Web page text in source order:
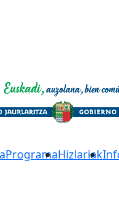
ProgramaHizlariak